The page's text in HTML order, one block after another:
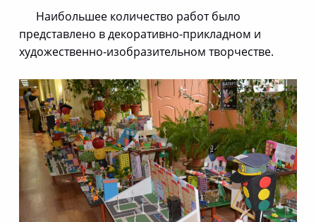
Наибольшее количество работ было
представлено в декоративно-прикладном и
художественно-изобразительном творчестве.